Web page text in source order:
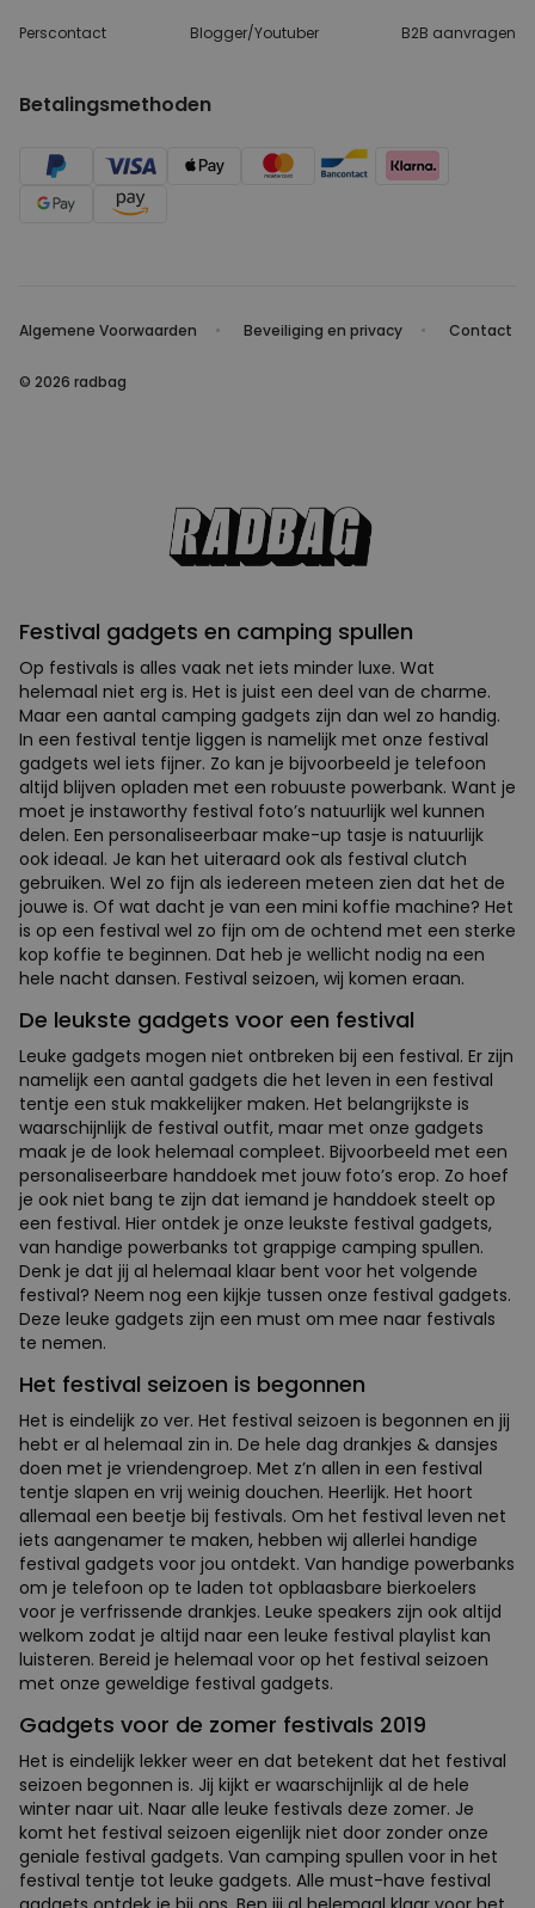
Perscontact Blogger/Youtuber B2B aanvragen
Betalingsmethoden
Algemene Voorwaarden Beveiliging en privacy Contact
© 2026 radbag
Festival gadgets en camping spullen
Op festivals is alles vaak net iets minder luxe. Wat
helemaal niet erg is. Het is juist een deel van de charme.
Maar een aantal camping gadgets zijn dan wel zo handig.
In een festival tentje liggen is namelijk met onze festival
gadgets wel iets fijner. Zo kan je bijvoorbeeld je telefoon
altijd blijven opladen met een robuuste powerbank. Want je
moet je instaworthy festival foto’s natuurlijk wel kunnen
delen. Een personaliseerbaar make-up tasje is natuurlijk
ook ideaal. Je kan het uiteraard ook als festival clutch
gebruiken. Wel zo fijn als iedereen meteen zien dat het de
jouwe is. Of wat dacht je van een mini koffie machine? Het
is op een festival wel zo fijn om de ochtend met een sterke
kop koffie te beginnen. Dat heb je wellicht nodig na een
hele nacht dansen. Festival seizoen, wij komen eraan.
De leukste gadgets voor een festival
Leuke gadgets mogen niet ontbreken bij een festival. Er zijn
namelijk een aantal gadgets die het leven in een festival
tentje een stuk makkelijker maken. Het belangrijkste is
waarschijnlijk de festival outfit, maar met onze gadgets
maak je de look helemaal compleet. Bijvoorbeeld met een
personaliseerbare handdoek met jouw foto’s erop. Zo hoef
je ook niet bang te zijn dat iemand je handdoek steelt op
een festival. Hier ontdek je onze leukste festival gadgets,
van handige powerbanks tot grappige camping spullen.
Denk je dat jij al helemaal klaar bent voor het volgende
festival? Neem nog een kijkje tussen onze festival gadgets.
Deze leuke gadgets zijn een must om mee naar festivals
te nemen.
Het festival seizoen is begonnen
Het is eindelijk zo ver. Het festival seizoen is begonnen en jij
hebt er al helemaal zin in. De hele dag drankjes & dansjes
doen met je vriendengroep. Met z’n allen in een festival
tentje slapen en vrij weinig douchen. Heerlijk. Het hoort
allemaal een beetje bij festivals. Om het festival leven net
iets aangenamer te maken, hebben wij allerlei handige
festival gadgets voor jou ontdekt. Van handige powerbanks
om je telefoon op te laden tot opblaasbare bierkoelers
voor je verfrissende drankjes. Leuke speakers zijn ook altijd
welkom zodat je altijd naar een leuke festival playlist kan
luisteren. Bereid je helemaal voor op het festival seizoen
met onze geweldige festival gadgets.
Gadgets voor de zomer festivals 2019
Het is eindelijk lekker weer en dat betekent dat het festival
seizoen begonnen is. Jij kijkt er waarschijnlijk al de hele
winter naar uit. Naar alle leuke festivals deze zomer. Je
komt het festival seizoen eigenlijk niet door zonder onze
geniale festival gadgets. Van camping spullen voor in het
festival tentje tot leuke gadgets. Alle must-have festival
-10%